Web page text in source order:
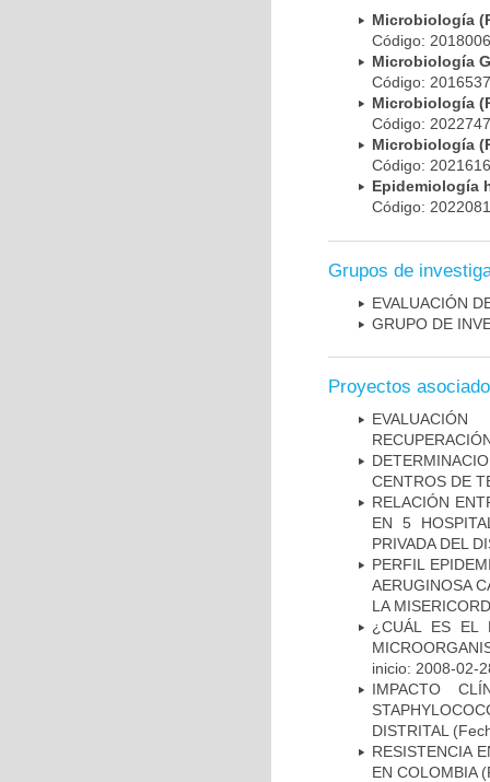
Microbiología
Código:
Microbiología
Código:
Microbiología
Código:
Microbiología
Código:
Epidemiología
Código:
Grupos de
EVALUACIÓN
GRUPO DE
Proyectos
CENTROS DE
RELACIÓN
EN 5
PRIVADA DEL
PERFIL
AERUGINOSA
LA
¿CUÁL ES EL
inicio: 2008-02-
IMPACTO
DISTRITAL
RESISTENCIA
EN COLOMBIA